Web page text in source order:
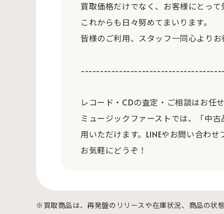
買取価格だけでなく、お客様にとっ
これからも日々努めてまいります。
皆様のご利用、スタッフ一同心より
レコード・CDの査定・ご相談はお任
ミュージックファーストでは、「中
用いただけます。LINEやお問い合わ
お気軽にどうぞ！
※買取商品は、再発盤のリリースや在庫状況、商品の状